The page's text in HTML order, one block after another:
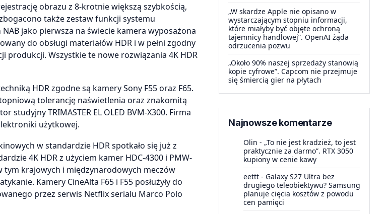
obrazu z 8-krotnie większą szybkością,
także zestaw funkcji systemu
jako pierwsza na świecie kamera wyposażona
do obsługi materiałów HDR i w pełni zgodny
Wszystkie te nowe rozwiązania 4K HDR
HDR zgodne są kamery Sony F55 oraz F65.
tolerancję naświetlenia oraz znakomitą
TRIMASTER EL OLED BVM-X300. Firma
użytkowej.
w standardzie HDR spotkało się już z
4K HDR z użyciem kamer HDC-4300 i PMW-
krajowych i międzynarodowych meczów
Kamery CineAlta F65 i F55 posłużyły do
przez serwis Netflix serialu Marco Polo
„W skardze Apple nie opisano w
wystarczającym stopniu informacji,
które miałyby być objęte ochroną
tajemnicy handlowej”. OpenAI żąda
odrzucenia pozwu
„Około 90% naszej sprzedaży stanowią
kopie cyfrowe”. Capcom nie przejmuje
się śmiercią gier na płytach
Najnowsze komentarze
Olin - „To nie jest kradzież, to jest
praktycznie za darmo”. RTX 3050
kupiony w cenie kawy
eettt - Galaxy S27 Ultra bez
drugiego teleobiektywu? Samsung
planuje cięcia kosztów z powodu
cen pamięci